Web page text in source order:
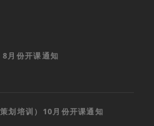
月份开课通知
划培训）10月份开课通知